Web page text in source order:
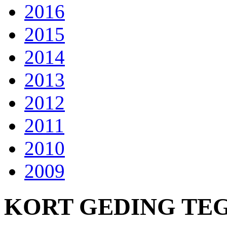
2016
2015
2014
2013
2012
2011
2010
2009
KORT GEDING